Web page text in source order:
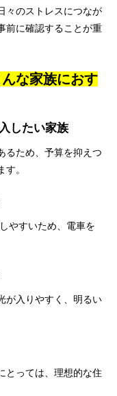
々のストレスにつなが
前に確認することが重
な家族におす
したい家族
るため、予算を抑えつ
。
やすいため、電車を
が入りやすく、明るい
とっては、理想的な住